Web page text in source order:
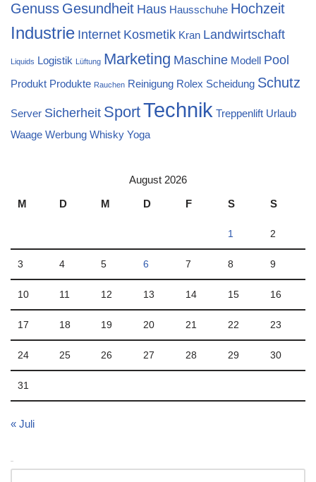
Genuss Gesundheit Haus Hausschuhe Hochzeit
Industrie Internet Kosmetik Kran Landwirtschaft
Liquids Logistik Lüftung Marketing Maschine Modell Pool
Produkt Produkte Rauchen Reinigung Rolex Scheidung Schutz
Server Sicherheit SportTechnik Treppenlift Urlaub
Waage Werbung Whisky Yoga
August 2026
M
D M D F S S
1 2
3 4 5 6 7 8 9
10 11 12 13 14 15 16
17 18 19 20 21 22 23
24 25 26 27 28 29 30
31
« Juli